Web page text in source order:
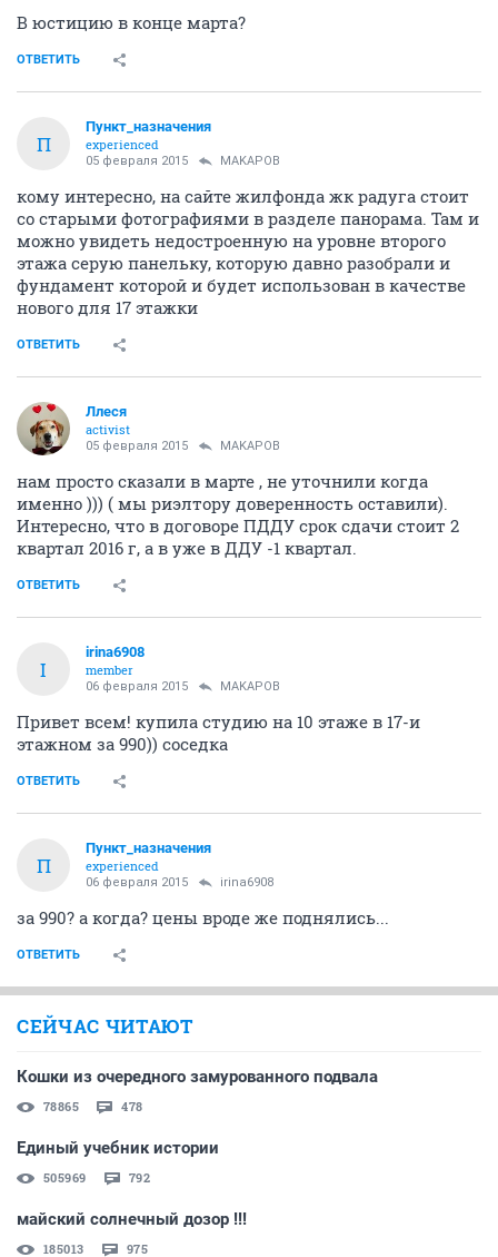
В юстицию в конце марта?
ОТВЕТИТЬ
П
Пункт_назначения
experienced
05 февраля 2015 MAKAPOB
кому интересно, на сайте жилфонда жк радуга стоит
со старыми фотографиями в разделе панорама. Там и
можно увидеть недостроенную на уровне второго
этажа серую панельку, которую давно разобрали и
фундамент которой и будет использован в качестве
нового для 17 этажки
ОТВЕТИТЬ
Ллеся
activist
05 февраля 2015 MAKAPOB
нам просто сказали в марте , не уточнили когда
именно ))) ( мы риэлтору доверенность оставили).
Интересно, что в договоре ПДДУ срок сдачи стоит 2
квартал 2016 г, а в уже в ДДУ -1 квартал.
ОТВЕТИТЬ
I
irina6908
member
06 февраля 2015 MAKAPOB
Привет всем! купила студию на 10 этаже в 17-и
этажном за 990)) соседка
ОТВЕТИТЬ
П
Пункт_назначения
experienced
06 февраля 2015 irina6908
за 990? а когда? цены вроде же поднялись...
ОТВЕТИТЬ
СЕЙЧАС ЧИТАЮТ
Кошки из очередного замурованного подвала
78865 478
Единый учебник истории
505969 792
майский солнечный дозор !!!
185013 975